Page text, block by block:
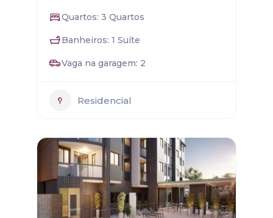
Quartos: 3 Quartos
Banheiros: 1 Suíte
Vaga na garagem: 2
Residencial